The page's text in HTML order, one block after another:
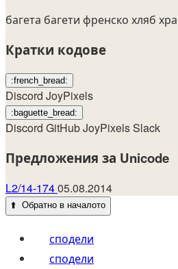
багета багети френско хляб
Кратки кодове
:french_bread:
Discord JoyPixels
:baguette_bread:
Discord GitHubJoyPixelsSlack
Предложения за Unicode
L2/14-17405.08.2014
⬆️ Обратно в началото
сподели
сподели